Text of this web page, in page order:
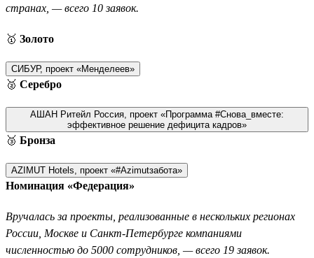
странах, — всего 10 заявок.
🥇 Золото
СИБУР, проект «Менделеев»
🥈 Серебро
АШАН Ритейл Россия, проект «Программа #Снова_вместе:
эффективное решение дефицита кадров»
🥉 Бронза
AZIMUT Hotels, проект «#Azimutзабота»
Номинация «Федерация»
Вручалась за проекты, реализованные в нескольких регионах
России, Москве и Санкт-Петербурге компаниями
численностью до 5000 сотрудников, — всего 19 заявок.